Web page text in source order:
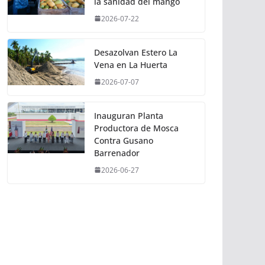
2026-07-22
Desazolvan Estero La
Vena en La Huerta
2026-07-07
Inauguran Planta
Productora de Mosca
Contra Gusano
Barrenador
2026-06-27